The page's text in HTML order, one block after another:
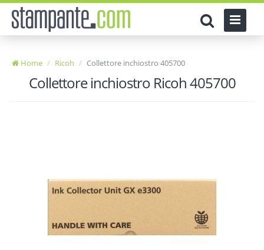
Home Ricoh Collettore inchiostro 405700
Collettore inchiostro Ricoh 405700